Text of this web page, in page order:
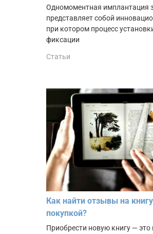
Одномоментная имплантация
представляет собой
при котором процесс
фиксации
Статьи
Как найти отзывы на
покупкой?
Приобрести новую книгу — это